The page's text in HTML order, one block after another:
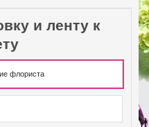
и ленту к
флориста